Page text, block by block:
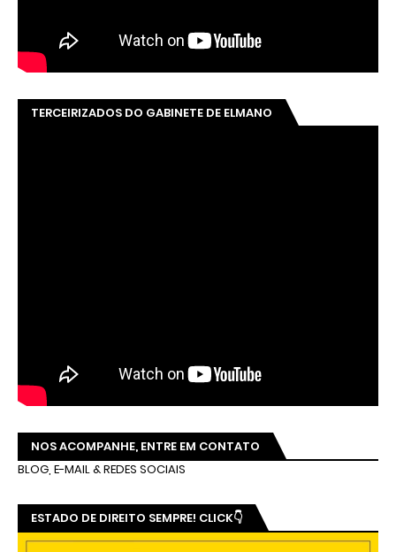
TERCEIRIZADOS DO GABINETE DE ELMANO
NOS ACOMPANHE, ENTRE EM CONTATO
BLOG, E-MAIL & REDES SOCIAIS
ESTADO DE DIREITO SEMPRE! CLICK👇